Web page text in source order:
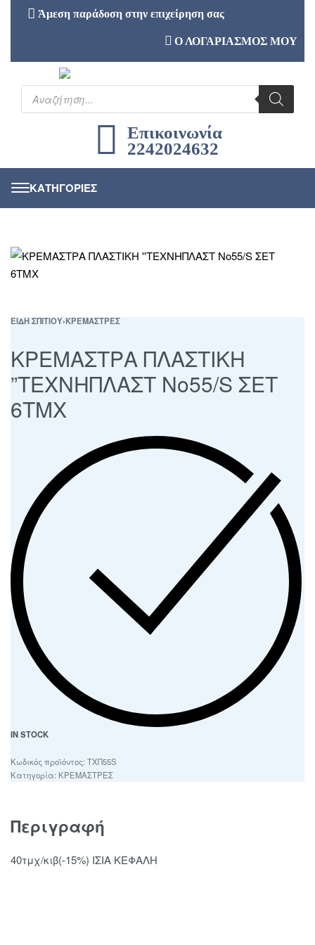
Άμεση παράδοση στην επιχείρηση σας
Ο ΛΟΓΑΡΙΑΣΜΟΣ ΜΟΥ
Επικοινωνία
2242024632
ΕΙΔΗ ΣΠΙΤΙΟΥ›ΚΡΕΜΑΣΤΡΕΣ
ΚΡΕΜΑΣΤΡΑ ΠΛΑΣΤΙΚΗ
”ΤΕΧΝΗΠΛΑΣΤ No55/S ΣΕΤ
6ΤΜΧ
IN STOCK
ΤΧΠ55S
Κατηγορία: ΚΡΕΜΑΣΤΡΕΣ
Περιγραφή
40τμχ/κιβ(-15%) ΙΣΙΑ ΚΕΦΑΛΗ